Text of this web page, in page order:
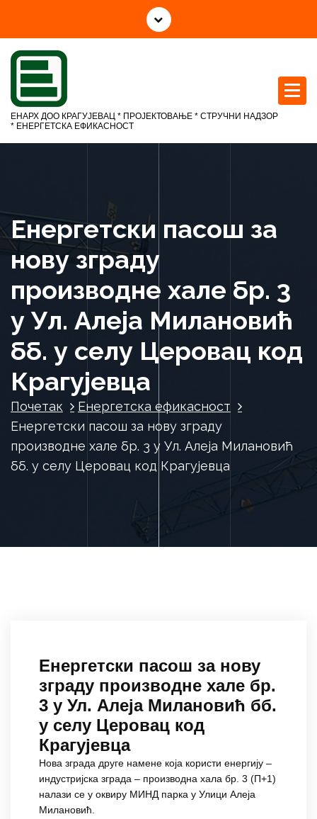
о
а
а
ј
ЕНАРХ ДОО КРАГУЈЕВАЦ * ПРОЈЕКТОВАЊЕ * СТРУЧНИ НАДЗОР
* ЕНЕРГЕТСКА ЕФИКАСНОСТ
Енергетски пасош за
нову зграду
производне хале бр. 3
у Ул. Алеја Милановић
бб. у селу Церовац код
Крагујевца
Почетак
Енергетска ефикасност
Енергетски пасош за нову зграду
производне хале бр. 3 у Ул. Алеја Милановић
бб. у селу Церовац код Крагујевца
Енергетски пасош за нову
зграду производне хале бр.
3 у Ул. Алеја Милановић бб.
у селу Церовац код
Крагујевца
Нова зграда друге намене која користи енергију –
индустријска зграда – производна хала бр. 3 (П+1)
налази се у оквиру МИНД парка у Улици Алеја
Милановић.